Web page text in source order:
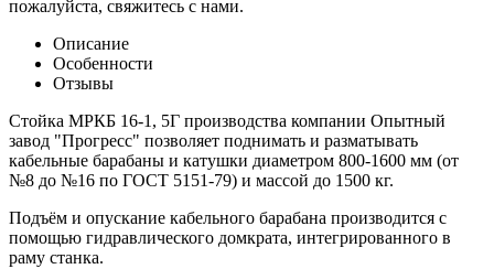
пожалуйста, свяжитесь с нами.
Описание
Особенности
Отзывы
Стойка МРКБ 16-1, 5Г производства компании Опытный
завод "Прогресс" позволяет поднимать и разматывать
кабельные барабаны и катушки диаметром 800-1600 мм (от
№8 до №16 по ГОСТ 5151-79) и массой до 1500 кг.
Подъём и опускание кабельного барабана производится с
помощью гидравлического домкрата, интегрированного в
раму станка.